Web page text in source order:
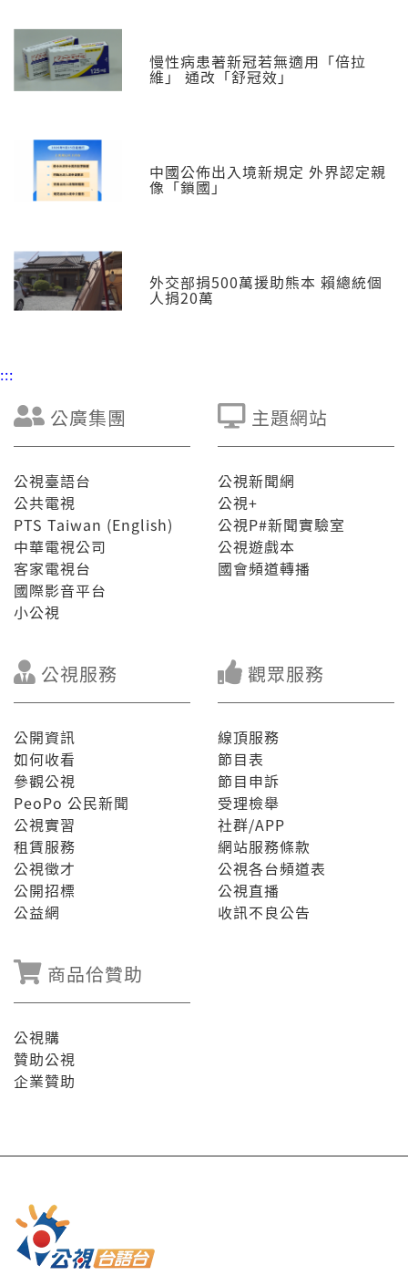
慢性病患著新冠若無適用「倍拉
維」 通改「舒冠效」
中國公佈出入境新規定 外界認定親
像「鎖國」
外交部捐500萬援助熊本 賴總統個
人捐20萬
:::
公廣集團
公視臺語台
公共電視
PTS Taiwan (English)
中華電視公司
客家電視台
國際影音平台
小公視
主題網站
公視新聞網
公視+
公視P#新聞實驗室
公視遊戲本
國會頻道轉播
公視服務
公開資訊
如何收看
參觀公視
PeoPo 公民新聞
公視實習
租賃服務
公視徵才
公開招標
公益網
觀眾服務
線頂服務
節目表
節目申訴
受理檢舉
社群/APP
網站服務條款
公視各台頻道表
公視直播
收訊不良公告
商品佮贊助
公視購
贊助公視
企業贊助